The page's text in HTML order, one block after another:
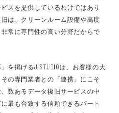
スを提供しているわけではあり
は、クリーンルーム設備や高度
常に専門性の高い分野だからで
を掲げるJ STUDIOは、お客様の大
の専門業者との「連携」にこそ
数あるデータ復旧サービスの中
最も合致する信頼できるパート